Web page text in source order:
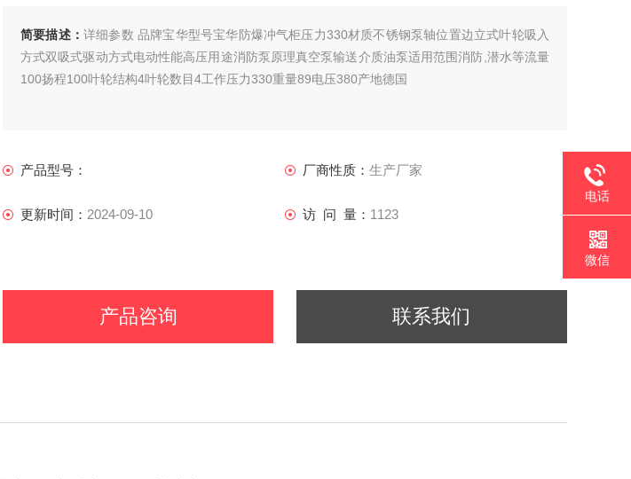
简要描述： 详细参数 品牌宝华型号宝华防爆冲气柜压力330材质不锈钢泵轴位置边立式叶轮吸入
方式双吸式驱动方式电动性能高压用途消防泵原理真空泵输送介质油泵适用范围消防,潜水等流量
100扬程100叶轮结构4叶轮数目4工作压力330重量89电压380产地德国
产品型号： 厂商性质： 生产厂家
更新时间： 2024-09-10 访 问 量： 1123
产品咨询 联系我们
电话
微信